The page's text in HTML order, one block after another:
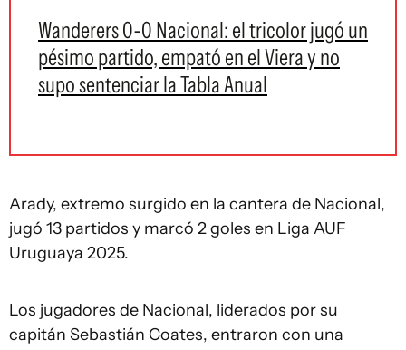
Wanderers 0-0 Nacional: el tricolor jugó un
pésimo partido, empató en el Viera y no
supo sentenciar la Tabla Anual
Arady, extremo surgido en la cantera de Nacional,
jugó 13 partidos y marcó 2 goles en Liga AUF
Uruguaya 2025.
Los jugadores de Nacional, liderados por su
capitán Sebastián Coates, entraron con una